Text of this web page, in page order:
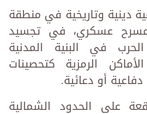
دينية وتاريخية في منطقة
عسكري، في تجسيد
في البنية المدنية
الرمزية كتحصينات
أو دعائية.
على الحدود الشمالية